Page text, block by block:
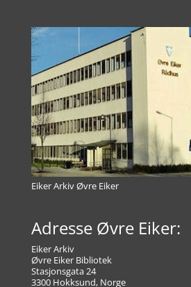
Eiker Arkiv Øvre Eiker
Adresse Øvre Eiker:
Eiker Arkiv
Øvre Eiker Bibliotek
Stasjonsgata 24
3300 Hokksund, Norge